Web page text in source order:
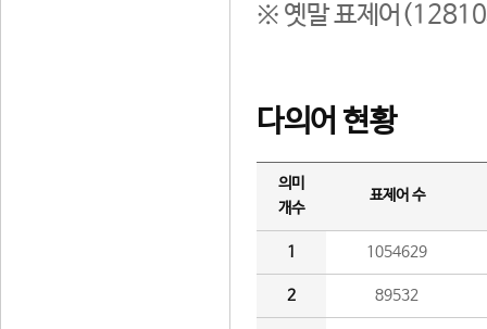
※ 옛말 표제어(12810
다의어 현황
의미
개수
표제어 수
1 1054629
2 89532